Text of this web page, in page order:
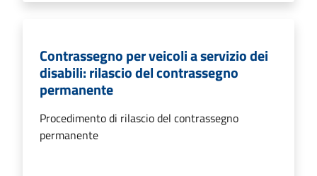
Contrassegno per veicoli a servizio dei
disabili: rilascio del contrassegno
permanente
Procedimento di rilascio del contrassegno
permanente